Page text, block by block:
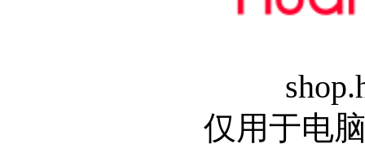
仅用于电